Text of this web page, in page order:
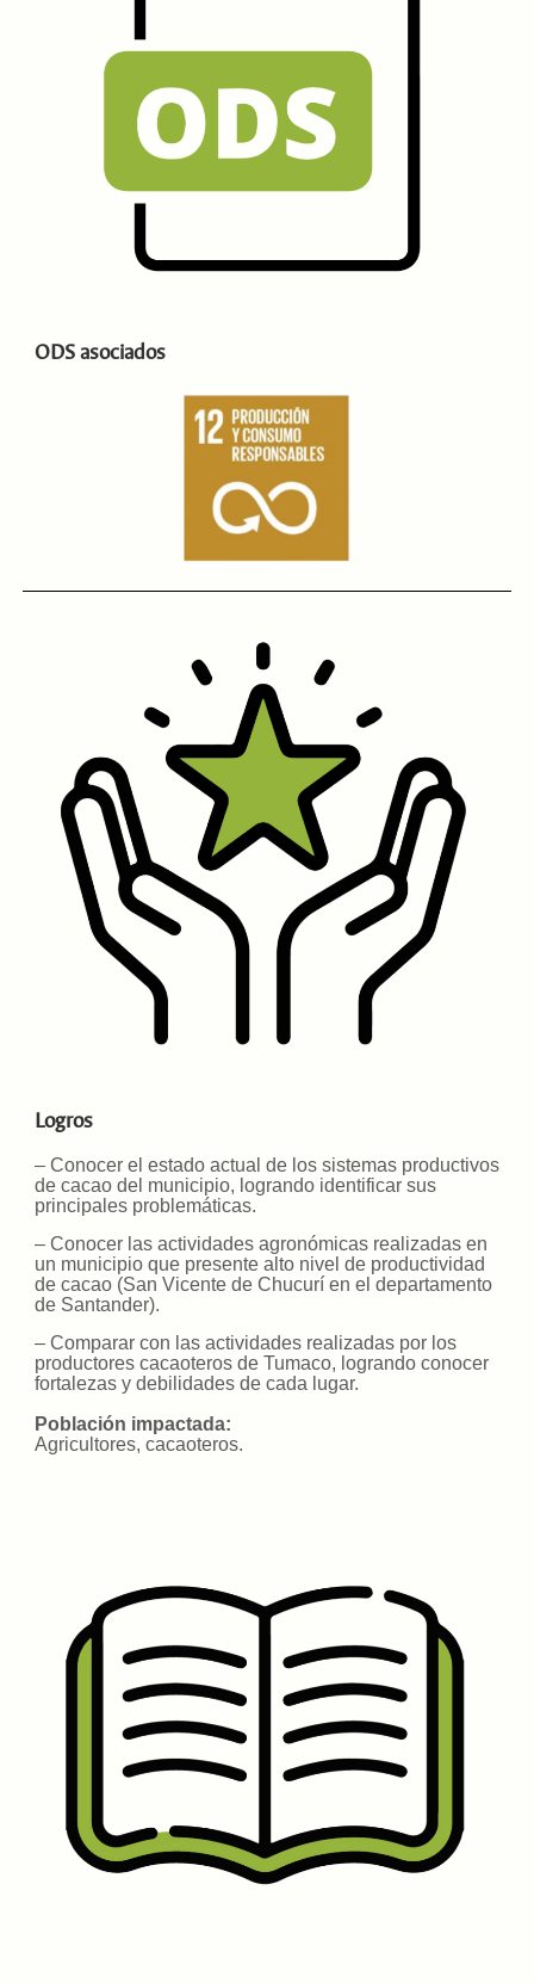
ODS asociados
Logros
– Conocer el estado actual de los sistemas productivos
de cacao del municipio, logrando identificar sus
principales problemáticas.
– Conocer las actividades agronómicas realizadas en
un municipio que presente alto nivel de productividad
de cacao (San Vicente de Chucurí en el departamento
de Santander).
– Comparar con las actividades realizadas por los
productores cacaoteros de Tumaco, logrando conocer
fortalezas y debilidades de cada lugar.
Población impactada:
Agricultores, cacaoteros.